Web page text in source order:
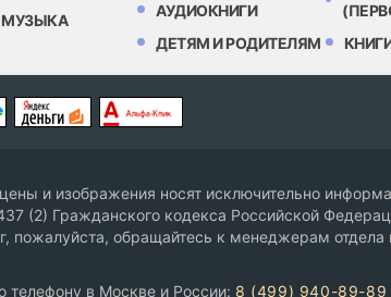
МУЗЫКА
АУДИОКНИГИ
ДЕТЯМ И РОДИТЕЛЯМ
и изображения носят исключительно
(2) Гражданского кодекса Российской
пожалуйста, обращайтесь к менеджерам отдела
телефону в Москве и России: 8 (499) 940-89-89